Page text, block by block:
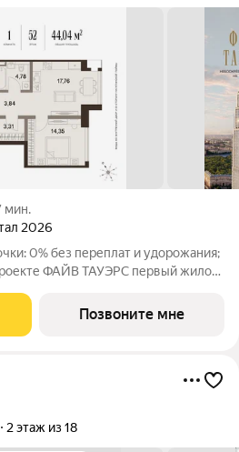
мин.
2026
0% без переплат и удорожания;
ТАУЭРС первый жилой
кластера «Москва-Сити».
Позвоните мне
2 этаж из 18